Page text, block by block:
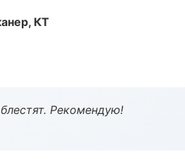
КТ
Рекомендую!